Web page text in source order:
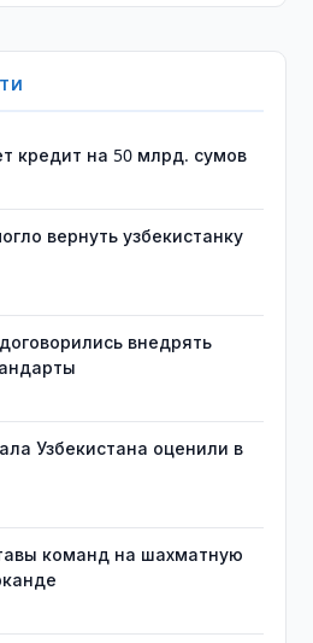
кредит на 50 млрд. сумов
вернуть узбекистанку
внедрять
Узбекистана оценили в
команд на шахматную